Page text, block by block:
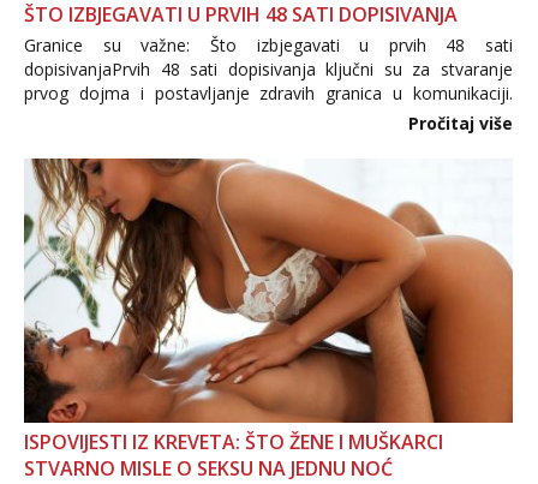
ŠTO IZBJEGAVATI U PRVIH 48 SATI DOPISIVANJA
Granice su važne: Što izbjegavati u prvih 48 sati
dopisivanjaPrvih 48 sati dopisivanja ključni su za stvaranje
prvog dojma i postavljanje zdravih granica u komunikaciji.
Važno je izbjeći prebrzo otkrivanje osobnih ili intimnih
informacija, jer nepoznata osoba još nije zaslužila to
povjerenje. Takođe...
Pročitaj više
ISPOVIJESTI IZ KREVETA: ŠTO ŽENE I MUŠKARCI
STVARNO MISLE O SEKSU NA JEDNU NOĆ